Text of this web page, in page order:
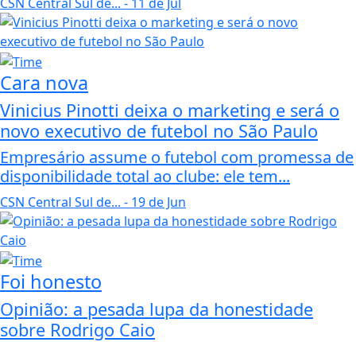
CSN Central Sul de... - 11 de Jul
Cara nova
Vinicius Pinotti deixa o marketing e será o
novo executivo de futebol no São Paulo
Empresário assume o futebol com promessa de
disponibilidade total ao clube: ele tem...
CSN Central Sul de... - 19 de Jun
Foi honesto
Opinião: a pesada lupa da honestidade
sobre Rodrigo Caio